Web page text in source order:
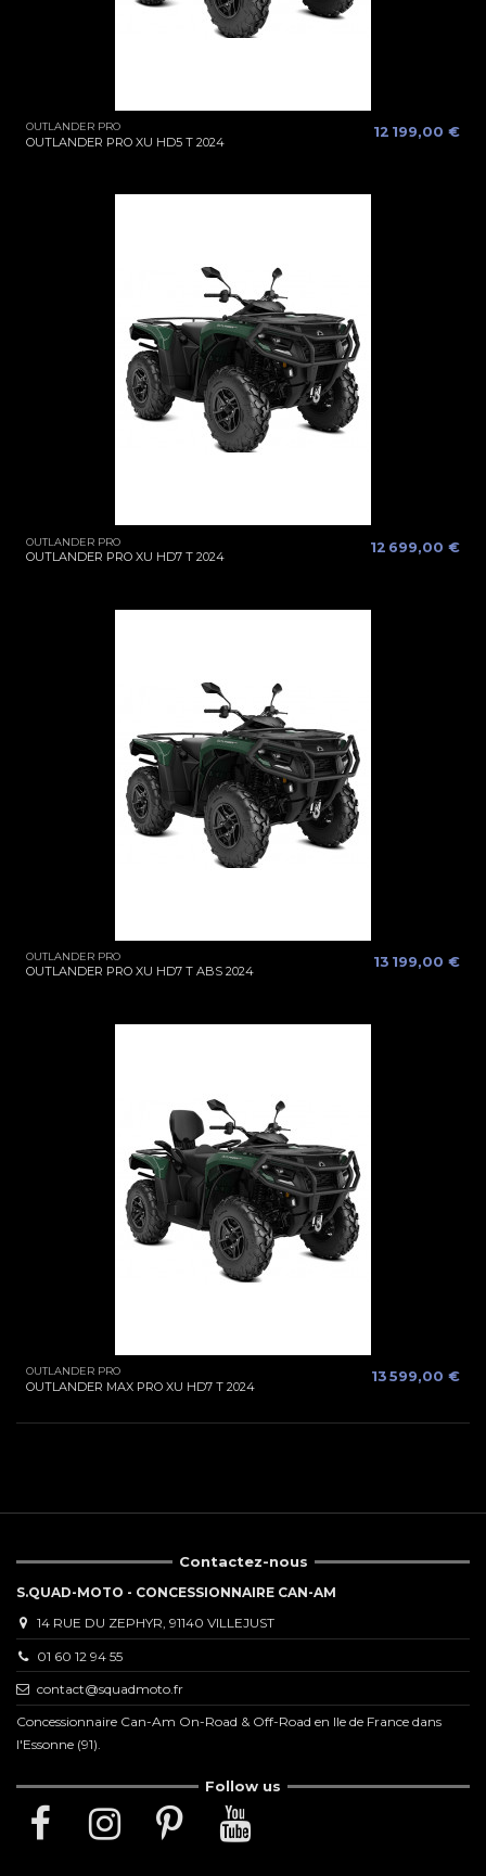
OUTLANDER PRO
OUTLANDER PRO XU HD5 T 2024
12 199,00 €
OUTLANDER PRO
OUTLANDER PRO XU HD7 T 2024
12 699,00 €
OUTLANDER PRO
OUTLANDER PRO XU HD7 T ABS 2024
13 199,00 €
OUTLANDER PRO
OUTLANDER MAX PRO XU HD7 T 2024
13 599,00 €
Contactez-nous
S.QUAD-MOTO - CONCESSIONNAIRE CAN-AM
14 RUE DU ZEPHYR, 91140 VILLEJUST
01 60 12 94 55
contact@squadmoto.fr
Concessionnaire Can-Am On-Road & Off-Road en Ile de France dans
l'Essonne (91).
Follow us